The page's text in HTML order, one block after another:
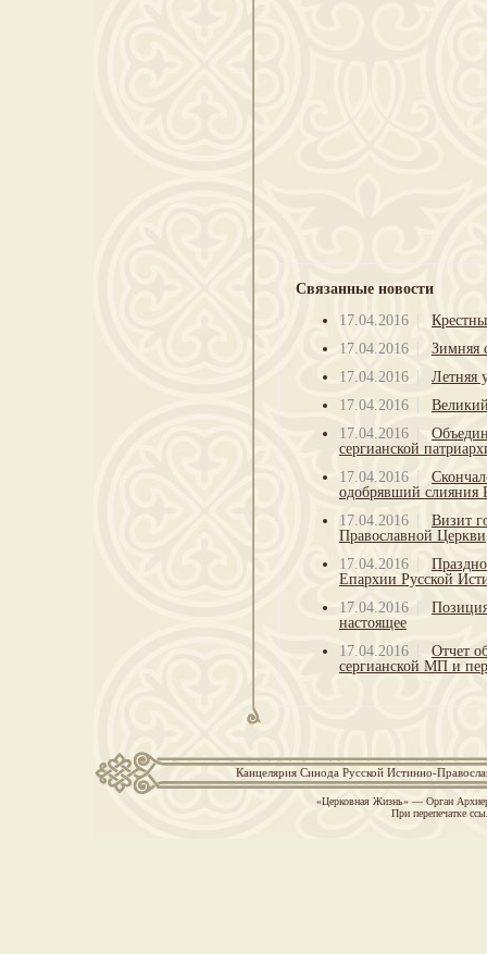
Связанные новости
17.04.2016
17.04.2016
Зимняя
17.04.2016
Летняя
17.04.2016
17.04.2016
сергианской
17.04.2016
одобрявший
17.04.2016
Визит
Православной Церкви
17.04.2016
Епархии Русской
17.04.2016
настоящее
17.04.2016
Отчет
сергианской МП и
Канцелярия Синода Русской Истинно-
«Церковная Жизнь» — Орган
При перепечатке